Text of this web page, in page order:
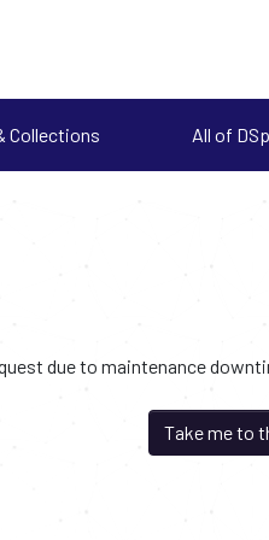
Collections All of
due to maintenance
Take me to